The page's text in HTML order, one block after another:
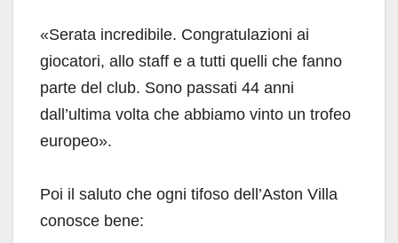
«Serata incredibile. Congratulazioni ai
giocatori, allo staff e a tutti quelli che fanno
parte del club. Sono passati 44 anni
dall’ultima volta che abbiamo vinto un trofeo
europeo».
Poi il saluto che ogni tifoso dell’Aston Villa
conosce bene: